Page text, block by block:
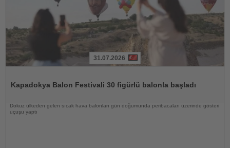
31.07.2026
Kapadokya Balon Festivali 30 figürlü balonla başladı
Dokuz ülkeden gelen sıcak hava balonları gün doğumunda peribacaları üzerinde gösteri
uçuşu yaptı